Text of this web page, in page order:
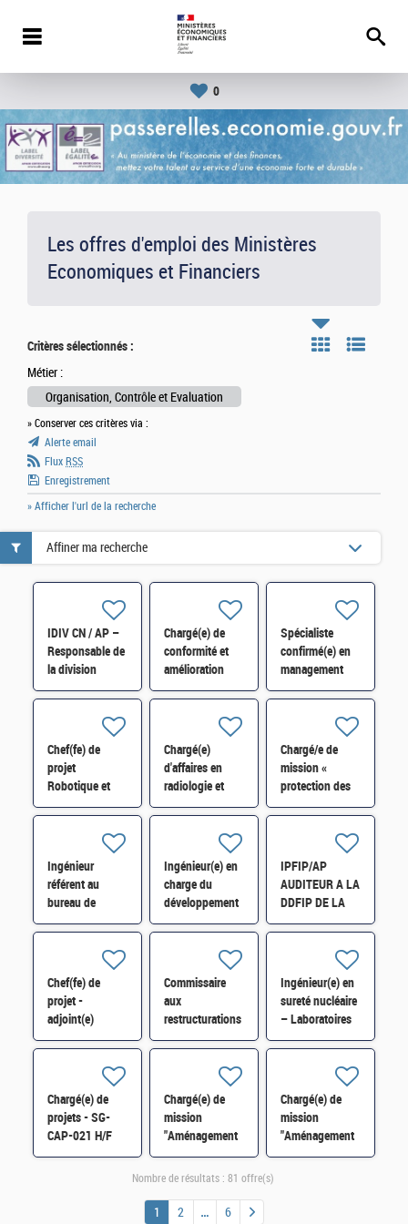
0
Les offres d'emploi des Ministères
Economiques et Financiers
Critères sélectionnés :
Métier :
Organisation, Contrôle et Evaluation
» Conserver ces critères via :
Alerte email
Flux RSS
Enregistrement
» Afficher l'url de la recherche
IDIV CN / AP –
Responsable de
la division
pilotage
Bordeaux H/F
Chargé(e) de
conformité et
amélioration
junior H/F
Spécialiste
confirmé(e) en
management
des
Chef(fe) de
projet
Robotique et
Industrie du
SDTME-081 H/F
Chargé(e)
d'affaires en
radiologie et
physique
Chargé/e de
mission «
protection des
actifs
SISSE-POLOP-
044 H/F
Ingénieur
référent au
bureau de
l'expertise
industrielle au
SBDU-SI-
SDBU-016 H/F
Ingénieur(e) en
charge du
développement
et de
SOFIA H/F
IPFIP/AP
AUDITEUR A LA
DDFIP DE LA
MEUSE H/F
Chef(fe) de
projet -
adjoint(e)
stratégie
juridique SEP-
SDCAR-170 H/F
Commissaire
aux
restructurations
et à la
difficultés des
entreprises (54-
55-57-88)
Ingénieur(e) en
sureté nucléaire
– Laboratoires
et installations
du combustible
H/F
Chargé(e) de
projets - SG-
CAP-021 H/F
Chargé(e) de
mission
"Aménagement
commercial"
SEP-SDCAR-
Chargé(e) de
mission
"Aménagement
commercial"
Affiner ma recherche
Nombre de résultats : 81 offre(s)
1 2 6